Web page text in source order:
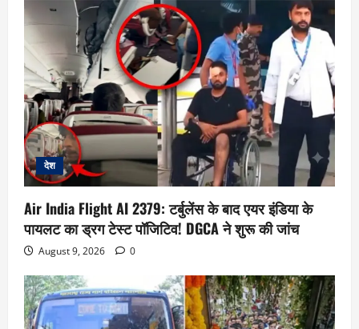
देश
Air India Flight AI 2379: टर्बुलेंस के बाद एयर इंडिया के
पायलट का ड्रग टेस्ट पॉजिटिव! DGCA ने शुरू की जांच
August 9, 2026 0